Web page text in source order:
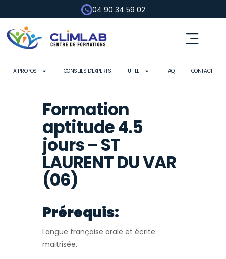
04 90 34 59 02
A PROPOS CONSEILS D’EXPERTS UTILE FAQ CONTACT
Formation
aptitude 4.5
jours – ST
LAURENT DU VAR
(06)
Prérequis:
Langue française orale et écrite
maitrisée.